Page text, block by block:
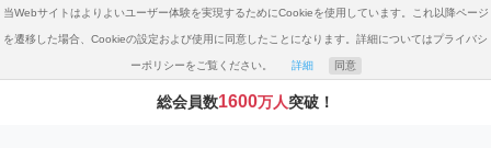
当Webサイトはよりよいユーザー体験を実現するためにCookieを使用しています。これ以降ページ
を遷移した場合、Cookieの設定および使用に同意したことになります。詳細についてはプライバシ
ーポリシーをご覧ください。 詳細 同意
総会員数1600万人突破！